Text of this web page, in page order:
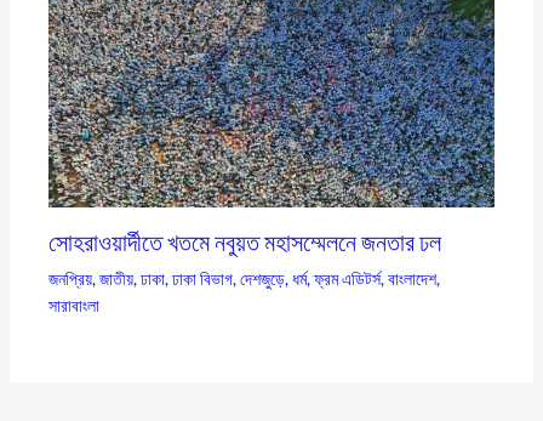
সোহরাওয়ার্দীতে খতমে নবুয়ত মহাসম্মেলনে জনতার ঢল
জনপ্রিয়,জাতীয়,ঢাকা,ঢাকা বিভাগ,দেশজুড়ে, ধর্ম,ফ্রম এডিটর্স,বাংলাদেশ,
সারাবাংলা